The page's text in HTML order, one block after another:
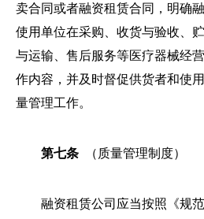
卖合同或者融资租赁合同，明确
使用单位在采购、收货与验收、
与运输、售后服务等医疗器械经
作内容，并及时督促供货者和使
量管理工作。
第七条 （质量管理制度）
融资租赁公司应当按照《规